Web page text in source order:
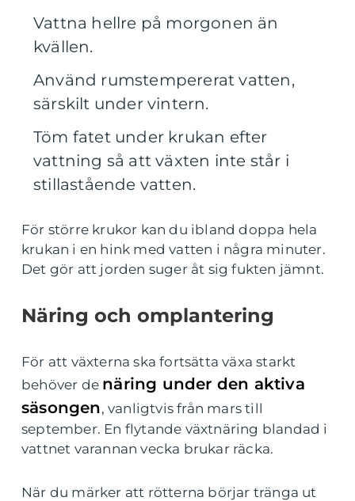
Vattna hellre på morgonen än
kvällen.
Använd rumstempererat vatten,
särskilt under vintern.
Töm fatet under krukan efter
vattning så att växten inte står i
stillastående vatten.
För större krukor kan du ibland doppa hela
krukan i en hink med vatten i några minuter.
Det gör att jorden suger åt sig fukten jämnt.
Näring och omplantering
För att växterna ska fortsätta växa starkt
behöver de näring under den aktiva
säsongen, vanligtvis från mars till
september. En flytande växtnäring blandad i
vattnet varannan vecka brukar räcka.
När du märker att rötterna börjar tränga ut